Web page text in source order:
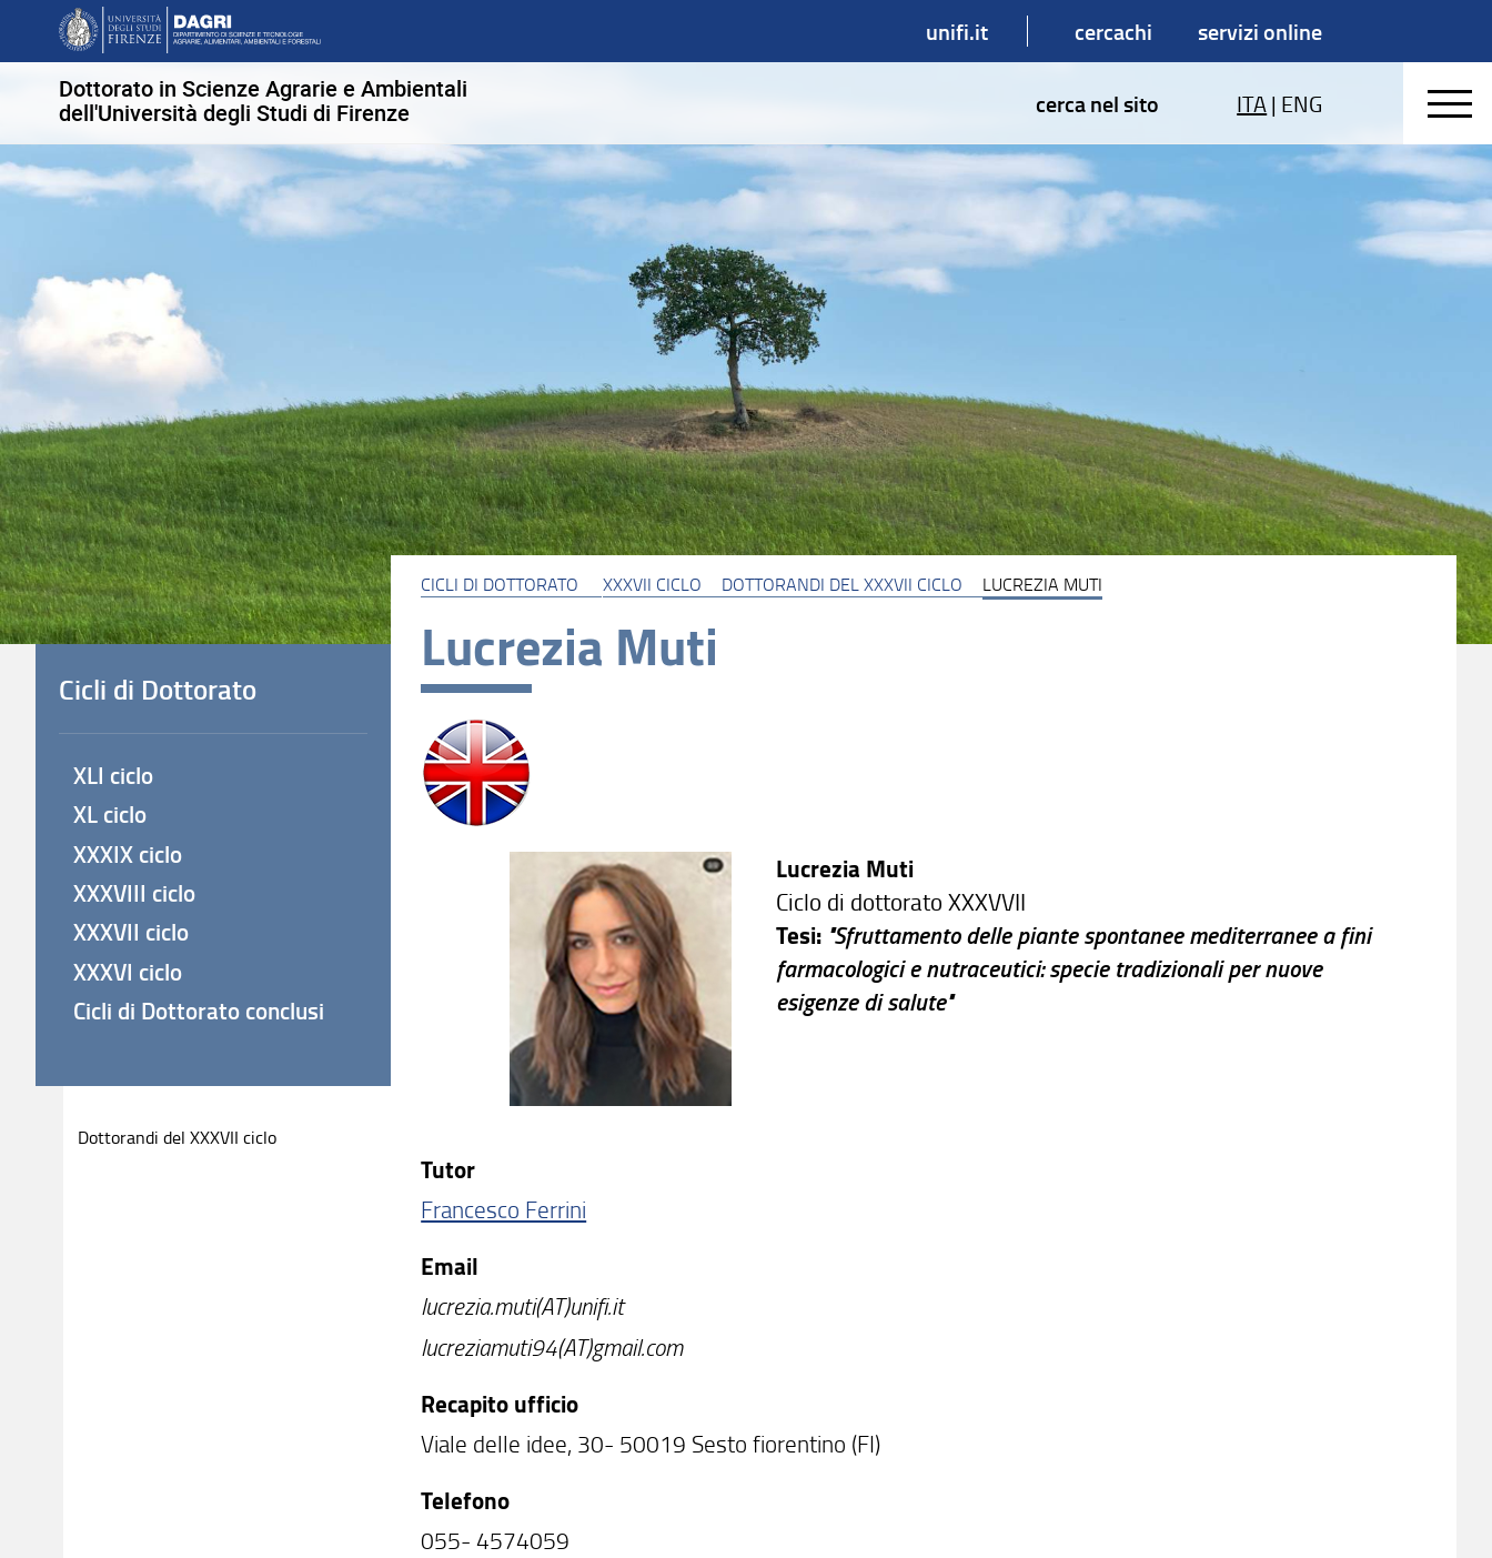
unifi.it cercachi servizi online
Dottorato in Scienze Agrarie e Ambientali
dell'Università degli Studi di Firenze
cerca nel sito ITA| ENG
CICLI DI DOTTORATO XXXVII CICLO DOTTORANDI DEL XXXVII CICLO LUCREZIA MUTI
Lucrezia Muti
Lucrezia Muti
Ciclo di dottorato XXXVVII
Tesi: "Sfruttamento delle piante spontanee mediterranee a fini
farmacologici e nutraceutici: specie tradizionali per nuove
esigenze di salute"
Tutor
Francesco Ferrini
Email
lucrezia.muti(AT)unifi.it
lucreziamuti94(AT)gmail.com
Recapito ufficio
Viale delle idee, 30- 50019 Sesto fiorentino (FI)
Telefono
055- 4574059
Cicli di Dottorato
XLI ciclo
XL ciclo
XXXIX ciclo
XXXVIII ciclo
XXXVII ciclo
XXXVI ciclo
Cicli di Dottorato conclusi
Dottorandi del XXXVII ciclo